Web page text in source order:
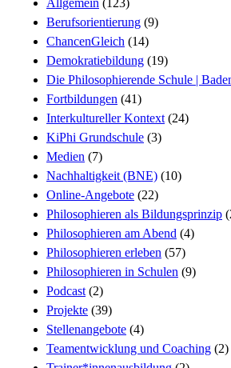
Allgemein (123)
Berufsorientierung (9)
ChancenGleich (14)
Demokratiebildung (19)
Die Philosophierende Schule |
Fortbildungen (41)
Interkultureller Kontext (24)
KiPhi Grundschule (3)
Medien (7)
Nachhaltigkeit (BNE) (10)
Online-Angebote (22)
Philosophieren als Bildungsprinzip
Philosophieren am Abend (4)
Philosophieren erleben (57)
Philosophieren in Schulen (9)
Podcast (2)
Projekte (39)
Stellenangebote (4)
Teamentwicklung und Coaching (2)